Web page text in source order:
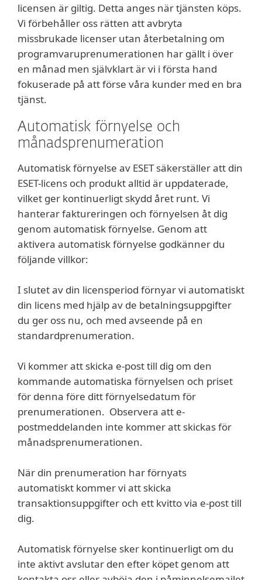
licensen är giltig. Detta anges när tjänsten köps.
Vi förbehåller oss rätten att avbryta
missbrukade licenser utan återbetalning om
programvaruprenumerationen har gällt i över
en månad men självklart är vi i första hand
fokuserade på att förse våra kunder med en bra
tjänst.
Automatisk förnyelse och
månadsprenumeration
Automatisk förnyelse av ESET säkerställer att din
ESET-licens och produkt alltid är uppdaterade,
vilket ger kontinuerligt skydd året runt. Vi
hanterar faktureringen och förnyelsen åt dig
genom automatisk förnyelse. Genom att
aktivera automatisk förnyelse godkänner du
följande villkor:
I slutet av din licensperiod förnyar vi automatiskt
din licens med hjälp av de betalningsuppgifter
du ger oss nu, och med avseende på en
standardprenumeration.
Vi kommer att skicka e-post till dig om den
kommande automatiska förnyelsen och priset
för denna före ditt förnyelsedatum för
prenumerationen. Observera att e-
postmeddelanden inte kommer att skickas för
månadsprenumerationen.
När din prenumeration har förnyats
automatiskt kommer vi att skicka
transaktionsuppgifter och ett kvitto via e-post till
dig.
Automatisk förnyelse sker kontinuerligt om du
inte aktivt avslutar den efter köpet genom att